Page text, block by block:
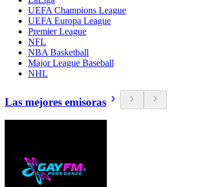
UEFA Champions League
UEFA Europa League
Premier League
NFL
NBA Basketball
Major League Baseball
NHL
Las mejores emisoras